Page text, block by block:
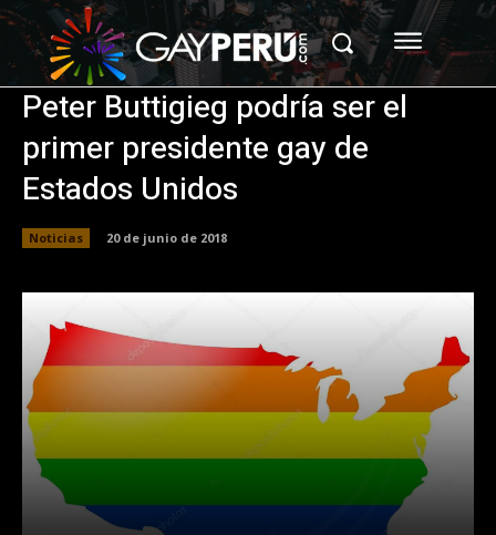
Peter Buttigieg podría ser el
primer presidente gay de
Estados Unidos
Noticias 20 de junio de 2018